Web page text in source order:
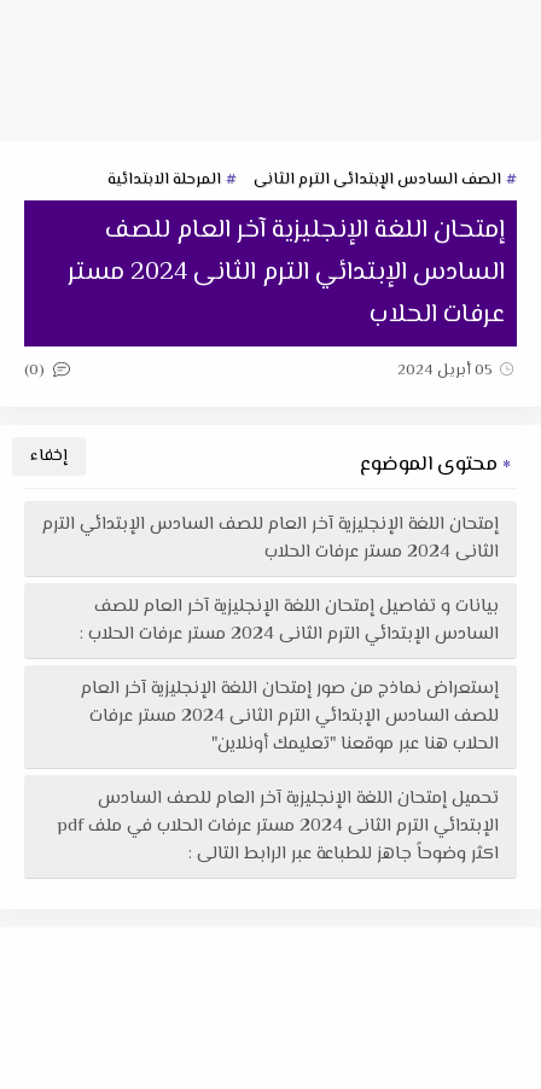
الصف السادس الإبتدائى الترم الثانى المرحلة الابتدائية
إمتحان اللغة الإنجليزية آخر العام للصف
السادس الإبتدائي الترم الثانى 2024 مستر
عرفات الحلاب
05 أبريل 2024 (0)
محتوى الموضوع
إمتحان اللغة الإنجليزية آخر العام للصف السادس الإبتدائي الترم
الثانى 2024 مستر عرفات الحلاب
بيانات و تفاصيل إمتحان اللغة الإنجليزية آخر العام للصف
السادس الإبتدائي الترم الثانى 2024 مستر عرفات الحلاب :
إستعراض نماذج من صور إمتحان اللغة الإنجليزية آخر العام
للصف السادس الإبتدائي الترم الثانى 2024 مستر عرفات
الحلاب هنا عبر موقعنا "تعليمك أونلاين"
تحميل إمتحان اللغة الإنجليزية آخر العام للصف السادس
الإبتدائي الترم الثانى 2024 مستر عرفات الحلاب في ملف pdf
اكثر وضوحاً جاهز للطباعة عبر الرابط التالى :